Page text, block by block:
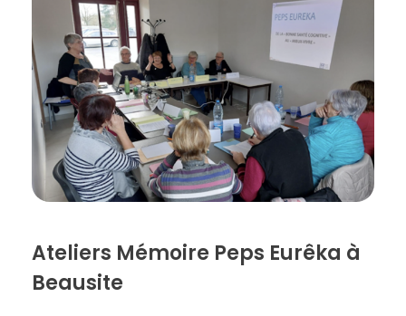
Ateliers Mémoire Peps Eurêka à
Beausite